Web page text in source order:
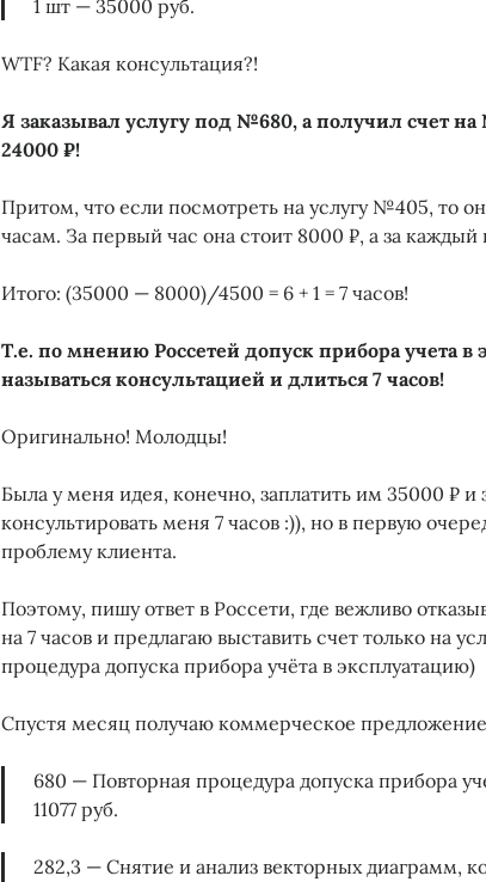
1 шт — 35000 руб.
WTF? Какая консультация?!
Я заказывал услугу под №680, а получил счет
24000 ₽!
Притом, что если посмотреть на услугу №405, то
часам. За первый час она стоит 8000 ₽, а за
Итого: (35000 — 8000)/4500 = 6 + 1 = 7 часов!
Т.е. по мнению Россетей допуск прибора учета
называться консультацией и длиться 7 часов!
Оригинально! Молодцы!
Была у меня идея, конечно, заплатить им 35000 ₽ и
консультировать меня 7 часов :)), но в первую
проблему клиента.
Поэтому, пишу ответ в Россети, где вежливо
на 7 часов и предлагаю выставить счет только на
процедура допуска прибора учёта в эксплуатацию)
Спустя месяц получаю коммерческое
680 — Повторная процедура допуска прибора
11077 руб.
282,3 — Снятие и анализ векторных диаграмм,